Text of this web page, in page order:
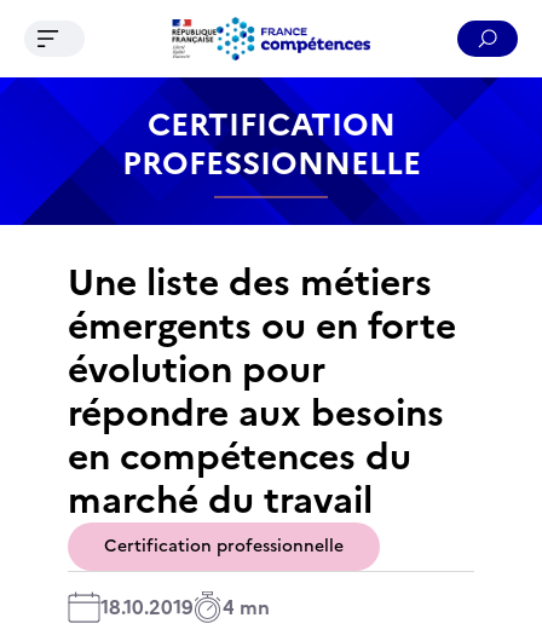
Contenu Recherche Menu Pied de page
Ouvrir le menu de navigation
CERTIFICATION
PROFESSIONNELLE
Une liste des métiers
émergents ou en forte
évolution pour
répondre aux besoins
en compétences du
marché du travail
Certification professionnelle
18.10.2019 4 mn